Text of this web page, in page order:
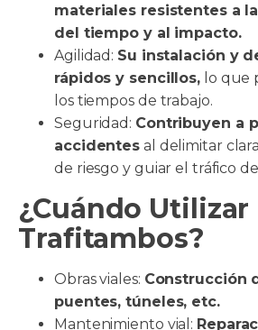
materiales resistentes a
del tiempo y al impacto.
Agilidad: Su instalación y
rápidos y sencillos, lo que
los tiempos de trabajo.
Seguridad: Contribuyen a
accidentes al delimitar
de riesgo y guiar el tráfico
¿Cuándo Utilizar
Trafitambos?
Obras viales: Construcción
puentes, túneles, etc.
Mantenimiento vial: